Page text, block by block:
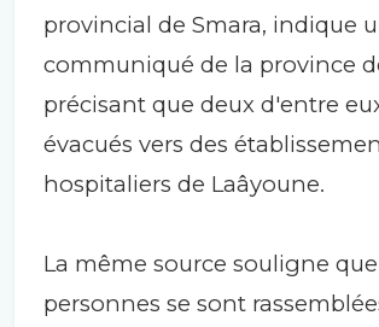
provincial de Smara, indique
communiqué de la province
précisant que deux d'entre
évacués vers des
hospitaliers de Laâyoune.
La même source souligne
personnes se sont